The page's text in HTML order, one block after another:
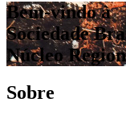
Bem-vindo à
Sociedade
Núcleo
Sobre